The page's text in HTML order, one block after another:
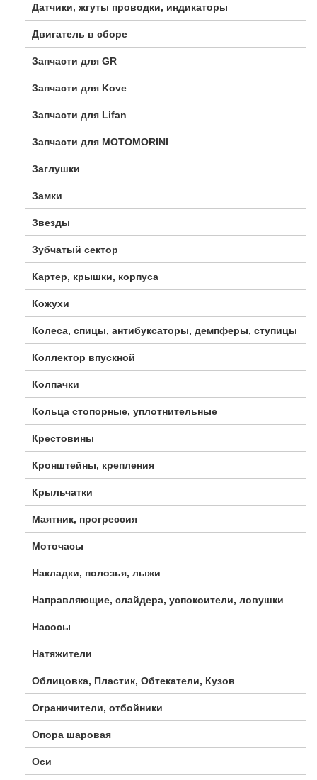
Датчики, жгуты проводки, индикаторы
Двигатель в сборе
Запчасти для GR
Запчасти для Kove
Запчасти для Lifan
Запчасти для MOTOMORINI
Заглушки
Замки
Звезды
Зубчатый сектор
Картер, крышки, корпуса
Кожухи
Колеса, спицы, антибуксаторы, демпферы, ступицы
Коллектор впускной
Колпачки
Кольца стопорные, уплотнительные
Крестовины
Кронштейны, крепления
Крыльчатки
Маятник, прогрессия
Моточасы
Накладки, полозья, лыжи
Направляющие, слайдера, успокоители, ловушки
Насосы
Натяжители
Облицовка, Пластик, Обтекатели, Кузов
Ограничители, отбойники
Опора шаровая
Оси